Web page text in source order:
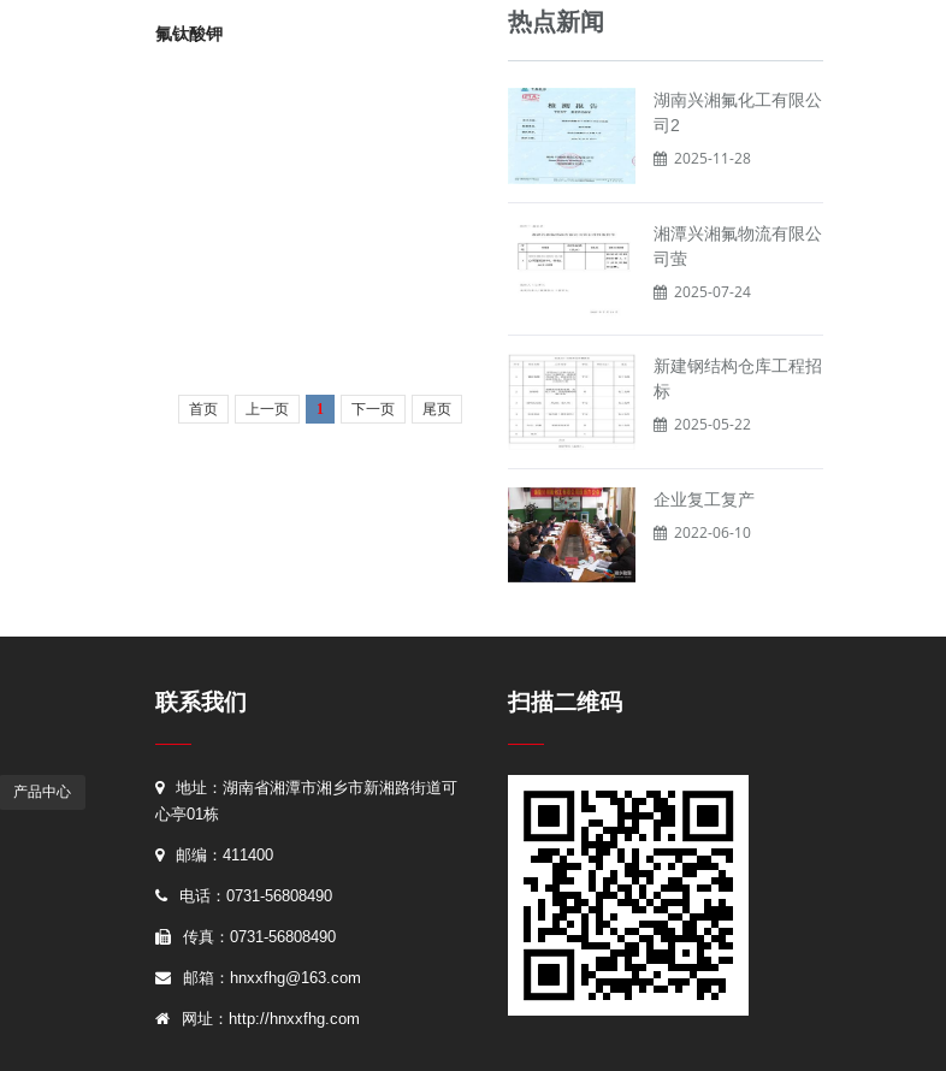
氟钛酸钾
首页 上一页 1 下一页 尾页
热点新闻
湖南兴湘氟化工有限公
司2
2025-11-28
湘潭兴湘氟物流有限公
司萤
2025-07-24
新建钢结构仓库工程招
标
2025-05-22
企业复工复产
2022-06-10
产品中心
联系我们
地址：湖南省湘潭市湘乡市新湘路街道可
心亭01栋
邮编：411400
电话：0731-56808490
传真：0731-56808490
邮箱：hnxxfhg@163.com
网址：http://hnxxfhg.com
扫描二维码